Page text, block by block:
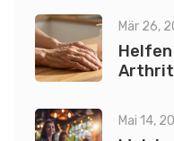
Mär 26,
Helfen
Mai 14,